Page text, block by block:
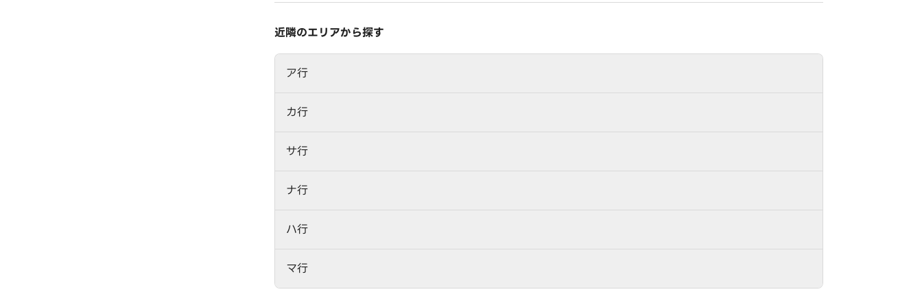
近隣のエリアから探す
ア行
カ行
サ行
ナ行
ハ行
マ行